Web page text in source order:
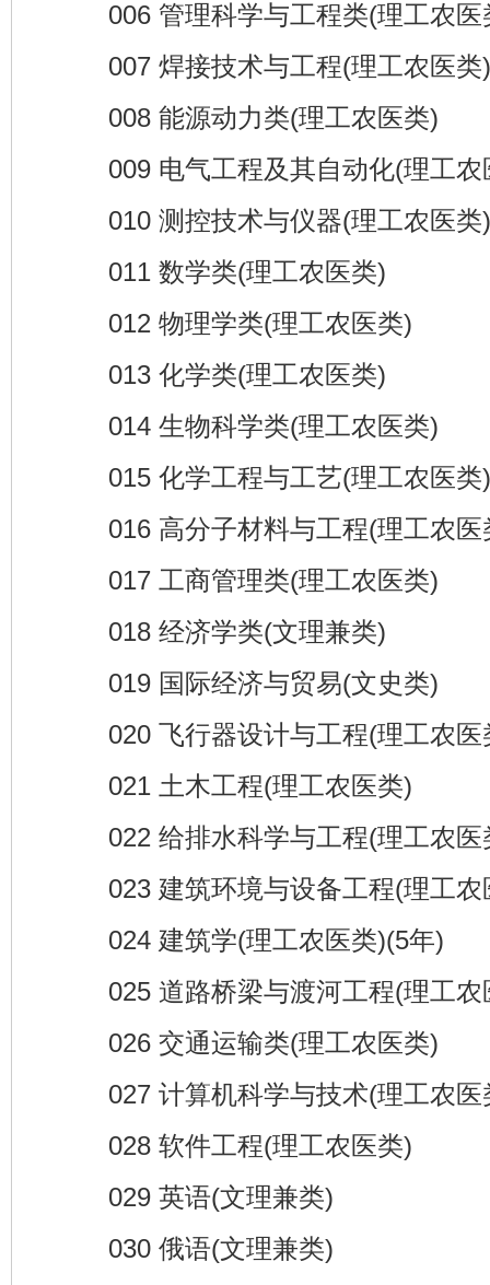
006 管理科学与工程类(理工农医
007 焊接技术与工程(理工农医类)
008 能源动力类(理工农医类)
009 电气工程及其自动化(理工农
010 测控技术与仪器(理工农医类)
011 数学类(理工农医类)
012 物理学类(理工农医类)
013 化学类(理工农医类)
014 生物科学类(理工农医类)
015 化学工程与工艺(理工农医类)
016 高分子材料与工程(理工农医
017 工商管理类(理工农医类)
018 经济学类(文理兼类)
019 国际经济与贸易(文史类)
020 飞行器设计与工程(理工农医
021 土木工程(理工农医类)
022 给排水科学与工程(理工农医
023 建筑环境与设备工程(理工农
024 建筑学(理工农医类)(5年)
025 道路桥梁与渡河工程(理工农
026 交通运输类(理工农医类)
027 计算机科学与技术(理工农医
028 软件工程(理工农医类)
029 英语(文理兼类)
030 俄语(文理兼类)